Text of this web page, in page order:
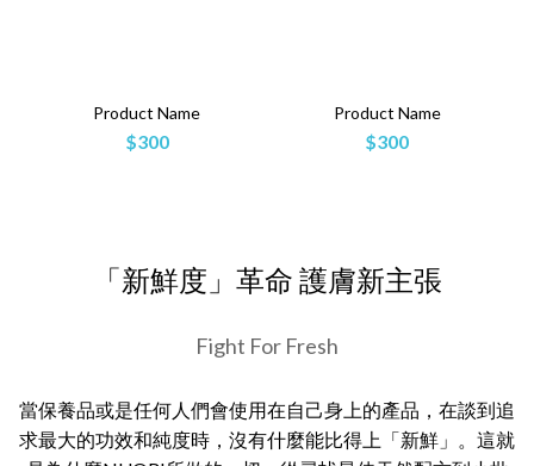
Product Name
$300
Product Name
$300
「新鮮度」革命 護膚新主張
Fight For Fresh
當保養品或是任何人們會使用在自己身上的產品，在談到追
求最大的功效和純度時，沒有什麼能比得上「新鮮」。這就